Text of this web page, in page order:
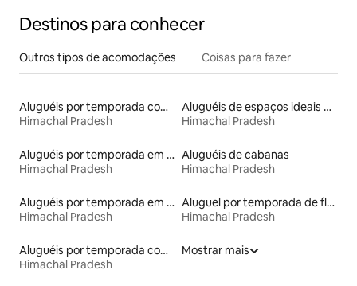
Destinos para conhecer
Outros tipos de acomodações Coisas para fazer
Aluguéis por temporada com caiaque
Himachal Pradesh
Aluguéis de espaços ideais para famílias
Himachal Pradesh
Aluguéis por temporada em resorts
Himachal Pradesh
Aluguéis de cabanas
Himachal Pradesh
Aluguéis por temporada em albergue
Himachal Pradesh
Aluguel por temporada de flats
Himachal Pradesh
Aluguéis por temporada com banheira de hidromassagem
Himachal Pradesh
Mostrar mais